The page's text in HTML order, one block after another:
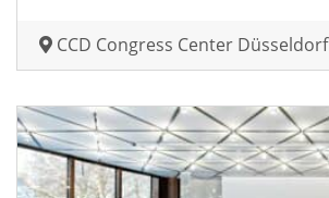
CCD Congress Center Düsseldorf